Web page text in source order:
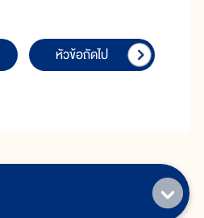
หัวข้อถัดไป